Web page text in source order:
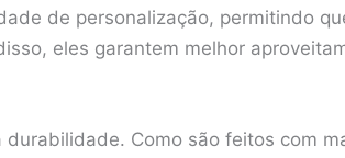
de personalização, permitindo
eles garantem melhor
durabilidade. Como são feitos com